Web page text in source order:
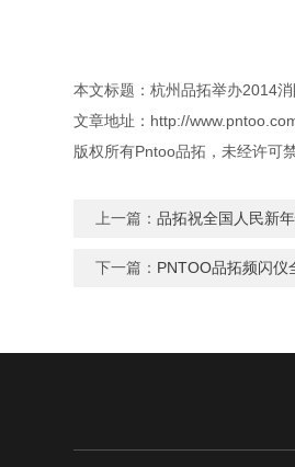
本文标题：杭州品拓举办2014
文章地址：http://
版权所有Pntoo品拓，未经许可
上一篇：品拓祝全国人民新年
下一篇： PNTOO品拓频闪仪